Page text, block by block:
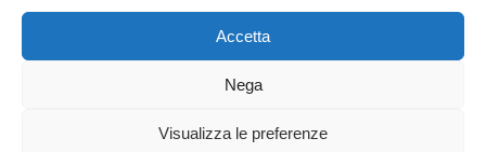
Accetta
Nega
Visualizza le preferenze
Copyright © Hotels & Resorts Srl - Partita IVA IT01212800773.
Affittacamere - CIN: IT077014B401676001. Tutti i diritti sono